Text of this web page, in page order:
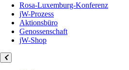
Rosa-Luxemburg-Konferenz
jW-Prozess
Aktionsbüro
Genossenschaft
jW-Shop